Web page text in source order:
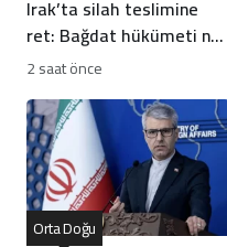
Irak’ta silah teslimine
ret: Bağdat hükümeti ne
yapacak?
2 saat önce
Orta Doğu